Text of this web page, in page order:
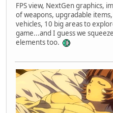
FPS view, NextGen graphics,
of weapons, upgradable
vehicles, 10 big areas to
game...and I guess we
elements too.